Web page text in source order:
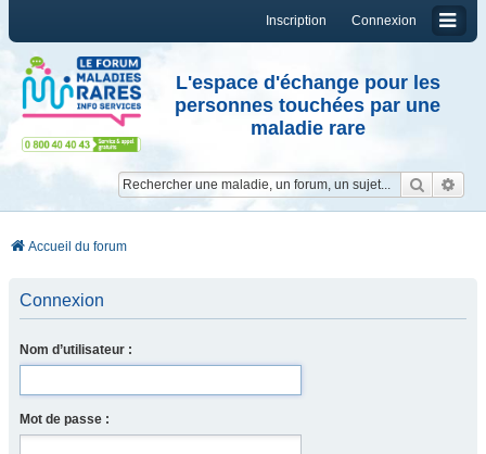
Connexion
Inscription
L'espace d'échange pour les
personnes touchées par une
maladie rare
Accueil du forum
Connexion
Nom d’utilisateur :
Mot de passe :